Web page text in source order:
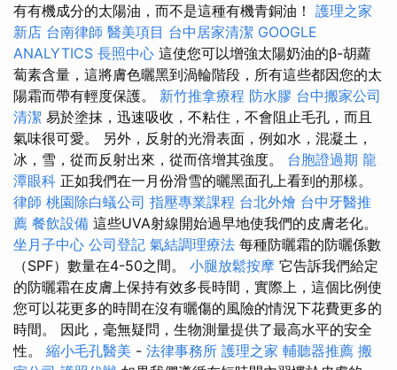
有有機成分的太陽油，而不是這種有機青銅油！ 護理之家
新店 台南律師 醫美項目 台中居家清潔 GOOGLE
ANALYTICS 長照中心 這使您可以增強太陽奶油的β-胡蘿
蔔素含量，這將膚色曬黑到渦輪階段，所有這些都因您的太
陽霜而帶有輕度保護。 新竹推拿療程 防水膠 台中搬家公司
清潔 易於塗抹，迅速吸收，不粘住，不會阻止毛孔，而且
氣味很可愛。 另外，反射的光滑表面，例如水，混凝土，
冰，雪，從而反射出來，從而倍增其強度。 台胞證過期 龍
潭眼科 正如我們在一月份滑雪的曬黑面孔上看到的那樣。
律師 桃園除白蟻公司 指壓專業課程 台北外燴 台中牙醫推
薦 餐飲設備 這些UVA射線開始過早地使我們的皮膚老化。
坐月子中心 公司登記 氣結調理療法 每種防曬霜的防曬係數
（SPF）數量在4-50之間。 小腿放鬆按摩 它告訴我們給定
的防曬霜在皮膚上保持有效多長時間，實際上，這個比例使
您可以花更多的時間在沒有曬傷的風險的情況下花費更多的
時間。 因此，毫無疑問，生物測量提供了最高水平的安全
性。 縮小毛孔醫美 - 法律事務所 護理之家 輔聽器推薦 搬